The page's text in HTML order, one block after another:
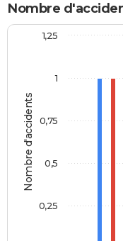
Nombre
Nombre d'accidents
1
0,25
0,5
0,75
1,25